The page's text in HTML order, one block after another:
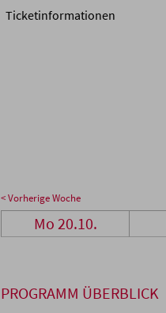
Ticketinformationen
< Vorherige Woche
Mo 20.10.
PROGRAMM ÜBERBLICK